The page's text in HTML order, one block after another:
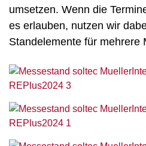
umsetzen. Wenn die
es erlauben, nutzen wir
Standelemente für mehrere